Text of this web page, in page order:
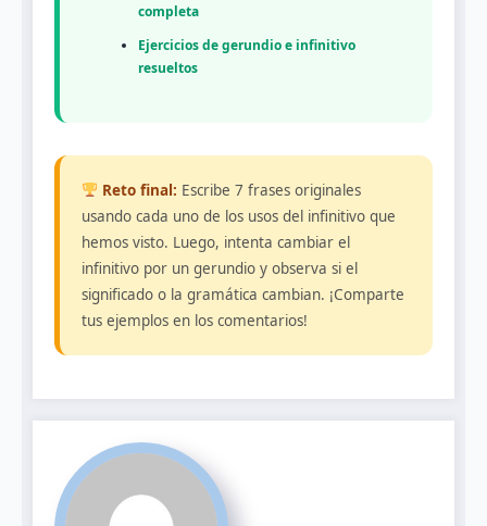
completa
Ejercicios de gerundio e infinitivo
resueltos
Reto final: Escribe 7 frases originales
usando cada uno de los usos del infinitivo que
hemos visto. Luego, intenta cambiar el
infinitivo por un gerundio y observa si el
significado o la gramática cambian. ¡Comparte
tus ejemplos en los comentarios!